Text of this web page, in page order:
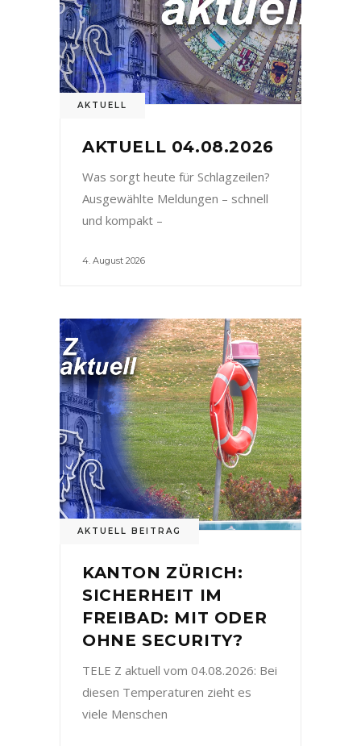
AKTUELL
AKTUELL 04.08.2026
Was sorgt heute für Schlagzeilen?
Ausgewählte Meldungen – schnell
und kompakt –
4. August 2026
AKTUELL BEITRAG
KANTON ZÜRICH:
SICHERHEIT IM
FREIBAD: MIT ODER
OHNE SECURITY?
TELE Z aktuell vom 04.08.2026: Bei
diesen Temperaturen zieht es
viele Menschen